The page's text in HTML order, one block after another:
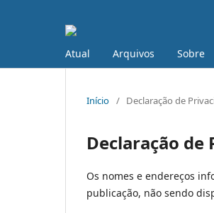
Atual Arquivos Sobre
Início / Declaração de
Declaração de
Os nomes e endereços
publicação, não sendo